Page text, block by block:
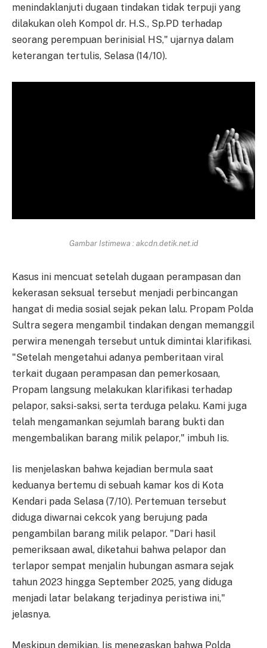
menindaklanjuti dugaan tindakan tidak terpuji yang
dilakukan oleh Kompol dr. H.S., Sp.PD terhadap
seorang perempuan berinisial HS," ujarnya dalam
keterangan tertulis, Selasa (14/10).
Gambar Istimewa : akcdn.detik.net.id
Kasus ini mencuat setelah dugaan perampasan dan
kekerasan seksual tersebut menjadi perbincangan
hangat di media sosial sejak pekan lalu. Propam Polda
Sultra segera mengambil tindakan dengan memanggil
perwira menengah tersebut untuk dimintai klarifikasi.
"Setelah mengetahui adanya pemberitaan viral
terkait dugaan perampasan dan pemerkosaan,
Propam langsung melakukan klarifikasi terhadap
pelapor, saksi-saksi, serta terduga pelaku. Kami juga
telah mengamankan sejumlah barang bukti dan
mengembalikan barang milik pelapor," imbuh Iis.
Iis menjelaskan bahwa kejadian bermula saat
keduanya bertemu di sebuah kamar kos di Kota
Kendari pada Selasa (7/10). Pertemuan tersebut
diduga diwarnai cekcok yang berujung pada
pengambilan barang milik pelapor. "Dari hasil
pemeriksaan awal, diketahui bahwa pelapor dan
terlapor sempat menjalin hubungan asmara sejak
tahun 2023 hingga September 2025, yang diduga
menjadi latar belakang terjadinya peristiwa ini,"
jelasnya.
Meskipun demikian, Iis menegaskan bahwa Polda